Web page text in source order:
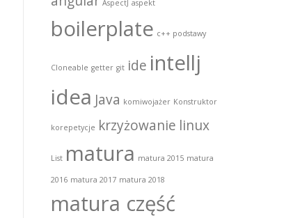
AspectJ aspekt
boilerplate c++ podstawy
Cloneable getter git ide intellj
idea Java komiwojażer Konstruktor
korepetycje krzyżowanie linux
List matura matura 2015 matura
2016 matura 2017 matura 2018
matura część